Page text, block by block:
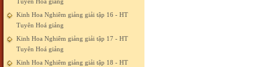
Kinh Hoa Nghiêm giảng giải tập 16 - HT
Tuyên Hoá giảng
Kinh Hoa Nghiêm giảng giải tập 17 - HT
Tuyên Hoá giảng
Kinh Hoa Nghiêm giảng giải tập 18 - HT